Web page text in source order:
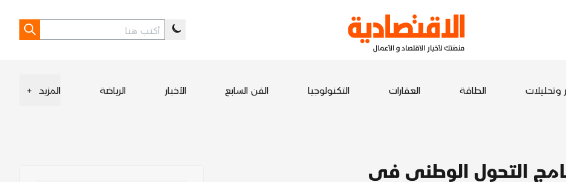
وتحليلات الطاقة العقارات التكنولوجيا الفن السابع الأخبار الرياضة المزيد +
التحول الوطني في